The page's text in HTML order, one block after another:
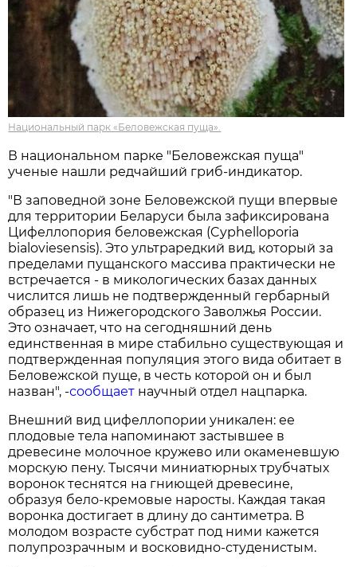
Национальный парк «Беловежская пуща».
В национальном парке "Беловежская пуща"
ученые нашли редчайший гриб-индикатор.
"В заповедной зоне Беловежской пущи впервые
для территории Беларуси была зафиксирована
Цифеллопория беловежская (Cyphelloporia
bialoviesensis). Это ультраредкий вид, который за
пределами пущанского массива практически не
встречается - в микологических базах данных
числится лишь не подтвержденный гербарный
образец из Нижегородского Заволжья России.
Это означает, что на сегодняшний день
единственная в мире стабильно существующая и
подтвержденная популяция этого вида обитает в
Беловежской пуще, в честь которой он и был
назван", -сообщает научный отдел нацпарка.
Внешний вид цифеллопории уникален: ее
плодовые тела напоминают застывшее в
древесине молочное кружево или окаменевшую
морскую пену. Тысячи миниатюрных трубчатых
воронок теснятся на гниющей древесине,
образуя бело-кремовые наросты. Каждая такая
воронка достигает в длину до сантиметра. В
молодом возрасте субстрат под ними кажется
полупрозрачным и восковидно-студенистым.